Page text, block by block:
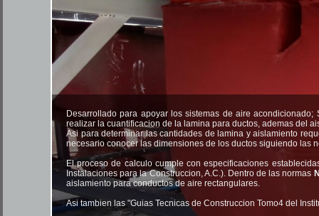
Desarrollado para apoyar los sistemas de aire
realizar la cuantificacion de la lamina para ductos, ademas del
Asi para determinar las cantidades de lamina y aislamiento
necesario conocer las dimensiones de los ductos siguiendo las
El proceso de calculo cumple con especificaciones
Instalaciones para la Construccion, A.C.). Dentro de las normas
aislamiento para conductos de aire rectangulares.
Asi tambien las "Guias Tecnicas de Construccion Tomo4 del